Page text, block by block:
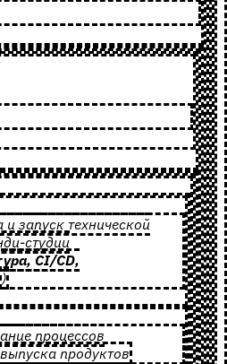
и запуск технической
студии
CI/CD,
)
процессов
продуктов